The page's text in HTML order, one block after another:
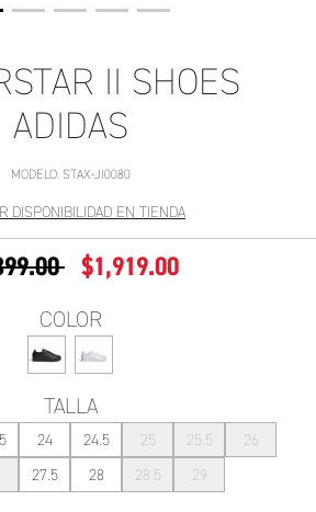
II SHOES
ADIDAS
MODELO: STAX-JI0080
DISPONIBILIDAD EN TIENDA
REDUCIDO DE
A $1,919.00
COLOR
TALLA
24 24.5 25 25.5
26
27.5 28 28.5 29